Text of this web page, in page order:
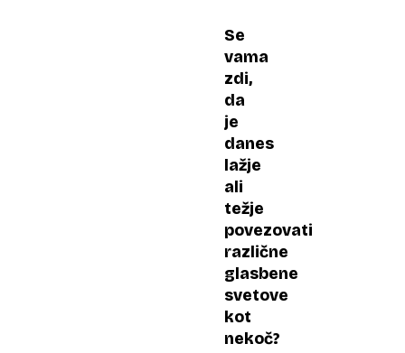
Se
vama
zdi,
da
je
danes
lažje
ali
težje
povezovati
različne
glasbene
svetove
kot
nekoč?